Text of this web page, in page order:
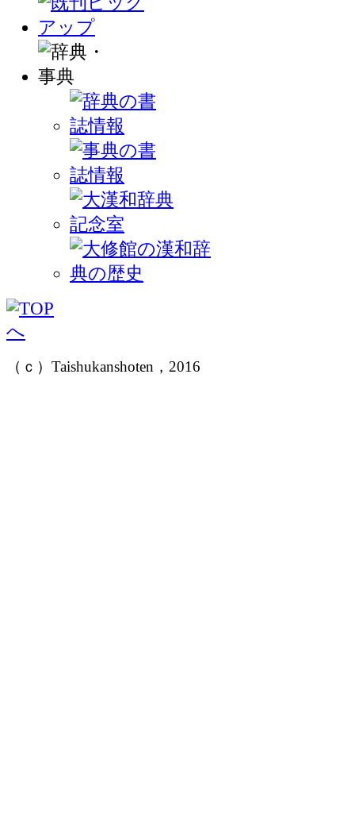
（ｃ）Taishukanshoten，2016